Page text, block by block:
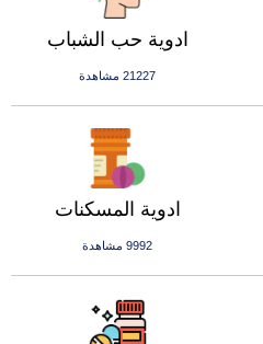
ادوية حب الشباب
21227 مشاهدة
ادوية المسكنات
9992 مشاهدة